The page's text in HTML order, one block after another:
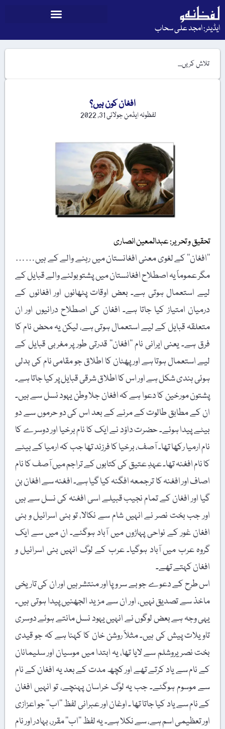
ایڈیٹر: امجد علی سحاب
افغان کون ہیں؟
لفظونہ ایڈمنجولائی 31, 2022
تحقیق و تحریر: عبدالمعین انصاری
’’افغان‘‘ کے لغوی معنی افغانستان میں رہنے والے کے ہیں……
مگر عموماً یہ اصطلاح افغانستان میں پشتو بولنے والے قبایل کے
لیے استعمال ہوتی ہے۔ بعض اوقات پٹھانوں اور افغانوں کے
درمیان امتیاز کیا جاتا ہے۔ افغان کی اصطلاح درانیوں اور ان
متعلقہ قبایل کے لیے استعمال ہوتی ہے، لیکن یہ محض نام کا
فرق ہے۔ یعنی ایرانی نام ’’افغان‘‘ قدرتی طور پر مغربی قبایل کے
لیے استعمال ہوتا ہے اورپھٹان کا اطلاق جو مقامی نام کی بدلی
ہوئی ہندی شکل ہے اور اس کا اطلاق شرقی قبایل پر کیا جاتا ہے۔
پشتون مورخین کا دعوا ہے کہ افغان جلا وطن یہود نسل سے ہیں۔
ان کے مطابق طالوت کے مرنے کے بعد اس کی دو حرموں سے دو
بیٹے پیدا ہوئے۔ حضرت داؤد نے ایک کا نام برخیا اور دوسرے کا
نام ارمیا رکھا تھا۔ آصف، برخیا کا فرزند تھا جب کہ ارمیا کے بیٹے
کا نام افغنہ تھا۔ عہدِ عتیق کی کتابوں کے تراجم میں آصف کا نام
اصاف اور افغنہ کا ترجمعہ افگنہ کیا گیا ہے۔ افغنہ سے افغان بن
گیا اور افغان کے تمام نجیب قبیلے اسی افغنہ کی نسل سے ہیں
اور جب بخت نصر نے انہیں شام سے نکالا، تو بنی اسرائیل و بنی
افغان غور کے نواحی پہاڑوں میں آباد ہوگئے۔ ان میں سے ایک
گروہ عرب میں آباد ہوگیا۔ عرب کے لوگ انہیں بنی اسرائیل و
افغان کہتے تھے۔
اس طرح کے دعوے جو بے سر و پا اور منتشر ہیں اور ان کی تاریخی
ماخذ سے تصدیق نہیں، اور ان سے مزید الجھنیں پیدا ہوتی ہیں۔
یہی وجہ ہے بعض لوگوں نے انہیں یہود نسل مانتے ہوئے دوسری
تاویلات پیش کی ہیں۔ مثلاً روشن خان کا کہنا ہے کہ جو قیدی
بخت نصر یروشلم سے لایا تھا، یہ ابتدا میں موسیان اور سلیمانان
کے نام سے یاد کرتے تھے اور کچھ مدت کے بعد یہ افغان کے نام
سے موسوم ہوگئے۔ جب یہ لوگ خراسان پہنچے، تو انہیں افغان
کے نام سے یاد کیا جاتا تھا ۔ اوغان اور عبرانی لفظ ’’اب‘‘ جو اعزازی
اور تعظیمی اسم ہے، سے نکلا ہے۔ یہ لفظ ’’اب‘‘ مقرر، بہادر اور نام